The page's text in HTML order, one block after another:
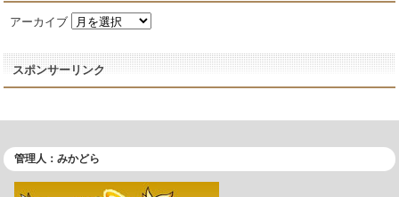
アーカイブ
スポンサーリンク
管理人：みかどら